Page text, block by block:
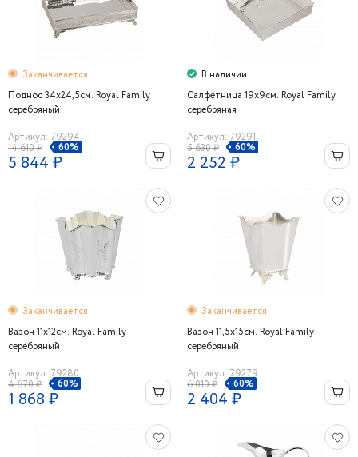
Заканчивается
Поднос 34x24,5см. Royal Family
серебряный
Артикул: 79294
14 610 ₽
60%
5 844 ₽
В наличии
Салфетница 19х9см. Royal Family
серебряная
Артикул: 79291
5 630 ₽
60%
2 252 ₽
Заканчивается
Вазон 11x12см. Royal Family
серебряный
Артикул: 79280
4 670 ₽
60%
1 868 ₽
Заканчивается
Вазон 11,5x15см. Royal Family
серебряный
Артикул: 79279
6 010 ₽
60%
2 404 ₽